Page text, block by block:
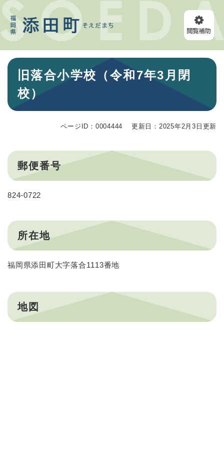
ペ
ー
の
メニューを飛ばして本文へ
本
旧落合小学校（令和7年3月閉
校）
ページID：0004444 更新日：2025年2月3日更新
郵便番号
824-0722
所在地
福岡県添田町大字落合1113番地
地図